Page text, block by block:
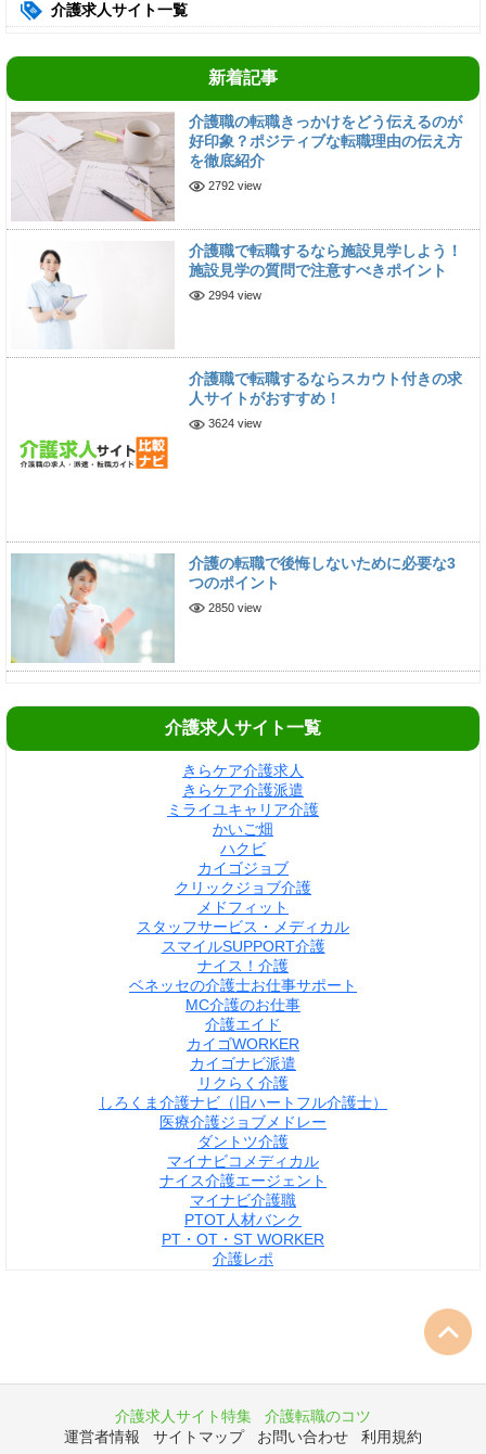
介護求人サイト一覧
新着記事
介護職の転職きっかけをどう伝えるのが
好印象？ポジティブな転職理由の伝え方
を徹底紹介
2792 view
介護職で転職するなら施設見学しよう！
施設見学の質問で注意すべきポイント
2994 view
介護職で転職するならスカウト付きの求
人サイトがおすすめ！
3624 view
介護の転職で後悔しないために必要な3
つのポイント
2850 view
介護求人サイト一覧
きらケア介護求人
きらケア介護派遣
ミライユキャリア介護
かいご畑
ハクビ
カイゴジョブ
クリックジョブ介護
メドフィット
スタッフサービス・メディカル
スマイルSUPPORT介護
ナイス！介護
ベネッセの介護士お仕事サポート
MC介護のお仕事
介護エイド
カイゴWORKER
カイゴナビ派遣
リクらく介護
しろくま介護ナビ（旧ハートフル介護士）
医療介護ジョブメドレー
ダントツ介護
マイナビコメディカル
ナイス介護エージェント
マイナビ介護職
PTOT人材バンク
PT・OT・ST WORKER
介護レポ
介護求人サイト特集
介護転職のコツ
運営者情報
サイトマップ お問い合わせ 利用規約